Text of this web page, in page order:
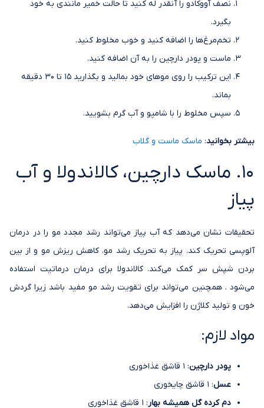
نصف آووکادو را آنقدر له کنید تا حالت خمیر مانندی به خود
بگیرد.
تخم‌مرغ‌ها را اضافه کنید و خوب مخلوط کنید.
ماست و پودر دارچین را به آن اضافه کنید.
این ترکیب را روی موهای خود بمالید و بگذارید 15 تا 30 دقیقه
بماند.
سپس مخلوط را با شامپو و آب گرم بشویید.
بیشتر بخوانید: ماسک ماست و گلاب
10. ماسک دارچین، کالاندولا و آب
پیاز
تحقیقات نشان می‌دهد که آب پیاز می‌تواند رشد مجدد مو را در درمان
آلوپسی تحریک کند. پیاز به تحریک رشد مو، کاهش ریزش مو و از بین
بردن شپش سر کمک می‌کند. کالاندولا برای درمان درماتیت استفاده
می‌شود . همچنین می‌تواند برای تقویت رشد مو مفید باشد زیرا گردش
خون و تولید کلاژن را افزایش می‌دهد.
مواد لازم:
پودر دارچین: 1 قاشق غذاخوری
عسل: 1 قاشق چایخوری
دم کرده گل همیشه بهار : 1 قاشق غذاخوری